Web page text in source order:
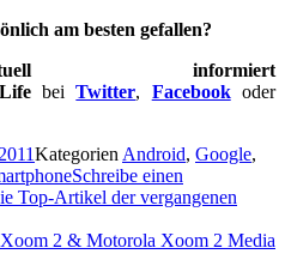
am besten gefallen?
informiert
beiTwitter, Facebookoder
Kategorien Android, Google,
Schreibe einen
Top-Artikel der vergangenen